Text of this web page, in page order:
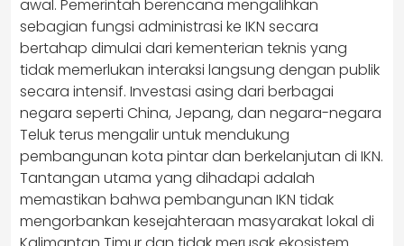
awal. Pemerintah berencana mengalihkan
sebagian fungsi administrasi ke IKN secara
bertahap dimulai dari kementerian teknis yang
tidak memerlukan interaksi langsung dengan publik
secara intensif. Investasi asing dari berbagai
negara seperti China, Jepang, dan negara-negara
Teluk terus mengalir untuk mendukung
pembangunan kota pintar dan berkelanjutan di IKN.
Tantangan utama yang dihadapi adalah
memastikan bahwa pembangunan IKN tidak
mengorbankan kesejahteraan masyarakat lokal di